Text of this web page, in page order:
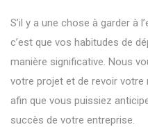
S’il y a une chose à garder à
c’est que vos habitudes de
manière significative. Nous
votre projet et de revoir votre
afin que vous puissiez
succès de votre entreprise.